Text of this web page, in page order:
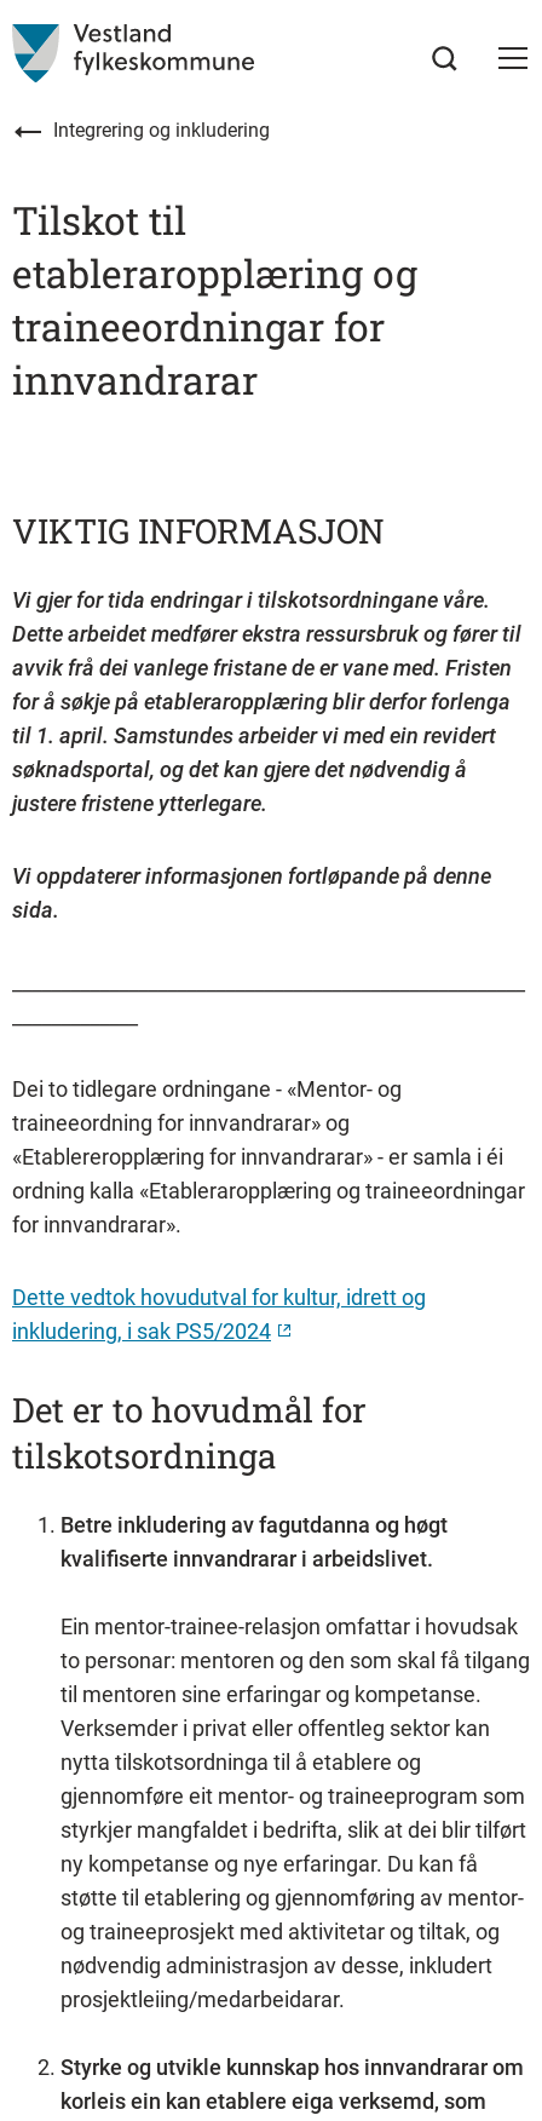
Integrering og inkludering
Tilskot til
etableraropplæring og
traineeordningar for
innvandrarar
VIKTIG INFORMASJON
Vi gjer for tida endringar i tilskotsordningane våre.
Dette arbeidet medfører ekstra ressursbruk og fører til
avvik frå dei vanlege fristane de er vane med. Fristen
for å søkje på etableraropplæring blir derfor forlenga
til 1. april. Samstundes arbeider vi med ein revidert
søknadsportal, og det kan gjere det nødvendig å
justere fristene ytterlegare.
Vi oppdaterer informasjonen fortløpande på denne
sida.
Dei to tidlegare ordningane - «Mentor- og
traineeordning for innvandrarar» og
«Etablereropplæring for innvandrarar» - er samla i éi
ordning kalla «Etableraropplæring og traineeordningar
for innvandrarar».
Dette vedtok hovudutval for kultur, idrett og
inkludering, i sak PS5/2024
Det er to hovudmål for
tilskotsordninga
Betre inkludering av fagutdanna og høgt
kvalifiserte innvandrarar i arbeidslivet.
Ein mentor-trainee-relasjon omfattar i hovudsak
to personar: mentoren og den som skal få tilgang
til mentoren sine erfaringar og kompetanse.
Verksemder i privat eller offentleg sektor kan
nytta tilskotsordninga til å etablere og
gjennomføre eit mentor- og traineeprogram som
styrkjer mangfaldet i bedrifta, slik at dei blir tilført
ny kompetanse og nye erfaringar. Du kan få
støtte til etablering og gjennomføring av mentor-
og traineeprosjekt med aktivitetar og tiltak, og
nødvendig administrasjon av desse, inkludert
prosjektleiing/medarbeidarar.
Styrke og utvikle kunnskap hos innvandrarar om
korleis ein kan etablere eiga verksemd, som